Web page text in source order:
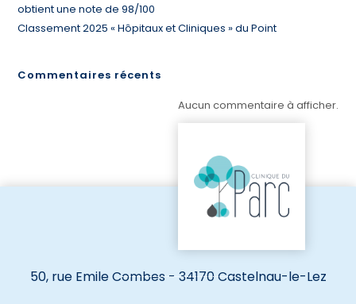
obtient une note de 98/100
Classement 2025 « Hôpitaux et Cliniques » du Point
Commentaires récents
Aucun commentaire à afficher.
50, rue Emile Combes - 34170 Castelnau-le-Lez